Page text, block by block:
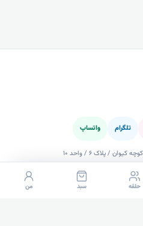
تلگرام واتساپ
/ پلاک ۶ / واحد ۱۰
حلقه سبد من